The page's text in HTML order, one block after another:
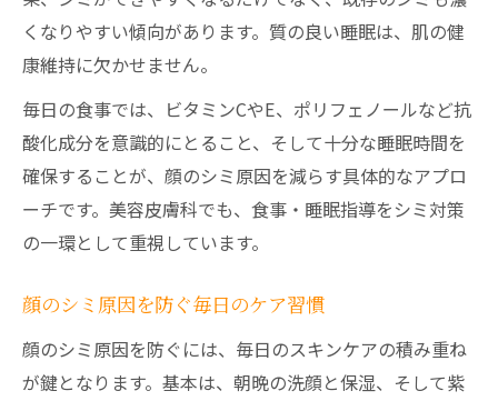
くなりやすい傾向があります。質の良い睡眠は、肌の健
康維持に欠かせません。
毎日の食事では、ビタミンCやE、ポリフェノールなど抗
酸化成分を意識的にとること、そして十分な睡眠時間を
確保することが、顔のシミ原因を減らす具体的なアプロ
ーチです。美容皮膚科でも、食事・睡眠指導をシミ対策
の一環として重視しています。
顔のシミ原因を防ぐ毎日のケア習慣
顔のシミ原因を防ぐには、毎日のスキンケアの積み重ね
が鍵となります。基本は、朝晩の洗顔と保湿、そして紫